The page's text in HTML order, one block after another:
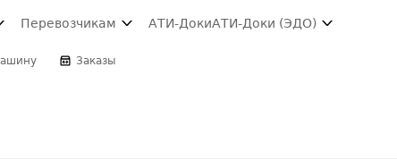
Перевозчикам АТИ-ДокиАТИ-Доки (ЭДО)
Заказы